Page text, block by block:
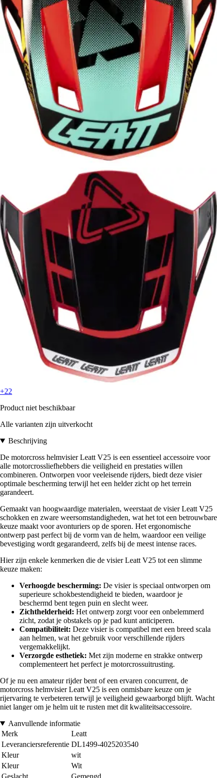
+22
Product niet beschikbaar
Alle varianten zijn uitverkocht
Beschrijving
De motorcross helmvisier Leatt V25 is een essentieel accessoire voor
alle motorcrossliefhebbers die veiligheid en prestaties willen
combineren. Ontworpen voor veeleisende rijders, biedt deze visier
optimale bescherming terwijl het een helder zicht op het terrein
garandeert.
Gemaakt van hoogwaardige materialen, weerstaat de visier Leatt V25
schokken en zware weersomstandigheden, wat het tot een betrouwbare
keuze maakt voor avonturiers op de sporen. Het ergonomische
ontwerp past perfect bij de vorm van de helm, waardoor een veilige
bevestiging wordt gegarandeerd, zelfs bij de meest intense races.
Hier zijn enkele kenmerken die de visier Leatt V25 tot een slimme
keuze maken:
Verhoogde bescherming: De visier is speciaal ontworpen om
superieure schokbestendigheid te bieden, waardoor je
beschermd bent tegen puin en slecht weer.
Zichthelderheid: Het ontwerp zorgt voor een onbelemmerd
zicht, zodat je obstakels op je pad kunt anticiperen.
Compatibiliteit: Deze visier is compatibel met een breed scala
aan helmen, wat het gebruik voor verschillende rijders
vergemakkelijkt.
Verzorgde esthetiek: Met zijn moderne en strakke ontwerp
complementeert het perfect je motorcrossuitrusting.
Of je nu een amateur rijder bent of een ervaren concurrent, de
motorcross helmvisier Leatt V25 is een onmisbare keuze om je
rijervaring te verbeteren terwijl je veiligheid gewaarborgd blijft. Wacht
niet langer om je helm uit te rusten met dit kwaliteitsaccessoire.
Aanvullende informatie
Merk
Leatt
Leveranciersreferentie DL1499-4025203540
Kleur
wit
Kleur
Wit